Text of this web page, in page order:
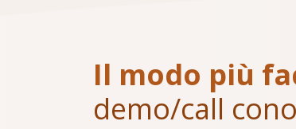
Il modo più
demo/call